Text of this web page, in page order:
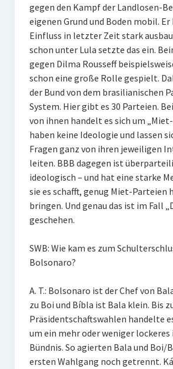
gegen den Kampf der Landlosen-
eigenen Grund und Boden mobil.
Einfluss in letzter Zeit stark
schon unter Lula setzte das ein.
gegen Dilma Rousseff
schon eine große Rolle gespielt.
der Bund von dem brasilianischen
System. Hier gibt es 30 Parteien.
von ihnen handelt es sich um
haben keine Ideologie und lassen
Fragen ganz von ihren jeweiligen
leiten. BBB dagegen ist
ideologisch – und hat eine starke
sie es schafft, genug Miet-Parteien
bringen. Und genau das ist im Fall
geschehen.
SWB: Wie kam es zum
Bolsonaro?
A. T.: Bolsonaro ist der Chef von
zu Boi und Bíbla ist Bala klein. Bis
Präsidentschaftswahlen handelte
um ein mehr oder weniger
Bündnis. So agierten Bala und Boi/
ersten Wahlgang noch getrennt.